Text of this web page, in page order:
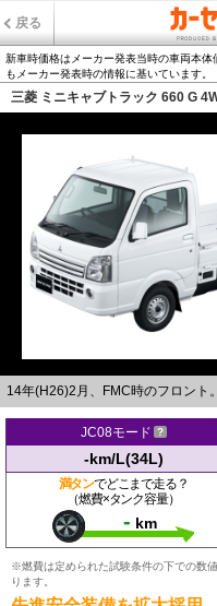
戻る
新車時価格はメーカー発表当時の車両本
もメーカー発表時の情報に基いています。
三菱 ミニキャブトラック 660 G
14年(H26)2月、FMC時のフロント
JC08モード
-km/L(34L)
満タンでどこまで走る？
（燃費×タンク容量）
- km
※燃費は定められた試験条件の下での数
ります。